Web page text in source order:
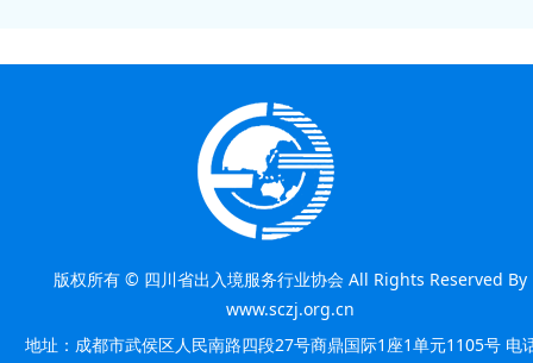
版权所有 © 四川省出入境服务行业协会 All Rights Reserved By
www.sczj.org.cn
地址：成都市武侯区人民南路四段27号商鼎国际1座1单元1105号 电